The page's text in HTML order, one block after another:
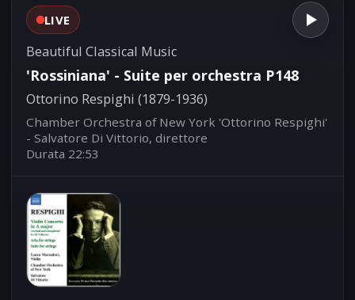
LIVE
Beautiful Classical Music
'Rossiniana' - Suite per orchestra P148
Ottorino Respighi (1879-1936)
Chamber Orchestra of New York 'Ottorino Respighi'
- Salvatore Di Vittorio, direttore
Durata 22:53